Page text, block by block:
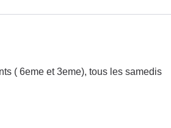
( 6eme et 3eme), tous les samedis